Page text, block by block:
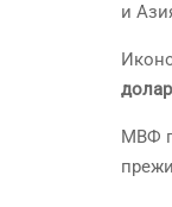
и
МВФ